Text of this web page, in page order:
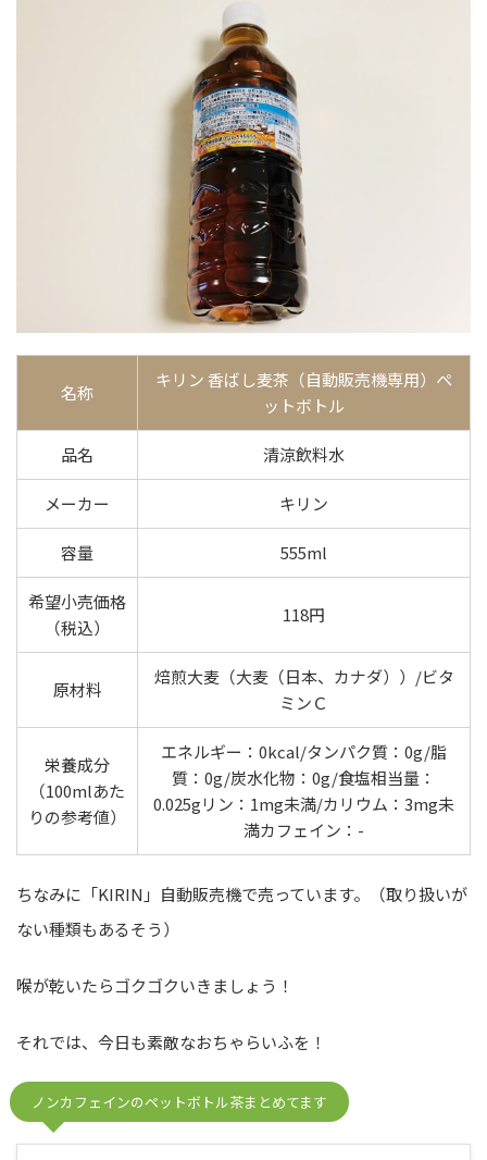
名称
キリン 香ばし麦茶（自動販売機専用）ペ
ットボトル
品名 清涼飲料水
メーカー キリン
容量 555ml
希望小売価格
（税込）
118円
原材料
焙煎大麦（大麦（日本、カナダ））/ビタ
ミンＣ
栄養成分
（100mlあた
りの参考値）
エネルギー：0kcal/タンパク質：0g/脂
質：0g/炭水化物：0g/食塩相当量：
0.025gリン：1mg未満/カリウム：3mg未
満カフェイン：-
ちなみに「KIRIN」自動販売機で売っています。（取り扱いが
ない種類もあるそう）
喉が乾いたらゴクゴクいきましょう！
それでは、今日も素敵なおちゃらいふを！
ノンカフェインのペットボトル茶まとめてます